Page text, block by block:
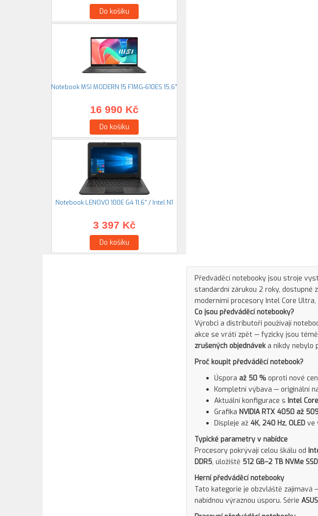
Do košíku
Notebook MSI MODERN 15 F1MG-610ES 15,6"
16 990 Kč
Do košíku
Notebook LENOVO 100E G4 11,6" / Intel N1
3 397 Kč
Do košíku
Předváděcí notebooky jsou stroje
standardní zárukou 2 roky, dostupné
moderními procesory Intel Core Ultra,
Co jsou předváděcí notebooky?
Výrobci a distributoři používají
akce se vrátí zpět — fyzicky jsou
zrušených objednáveka nikdy nebylo
Proč koupit předváděcí notebook?
Úspora až 50 %oproti nové
Kompletní výbava — originální
Aktuální konfigurace s Intel
Grafika NVIDIA RTX 4050 až
Displeje až 4K, 240 Hz, OLEDve
Typické parametry v nabídce
Procesory pokrývají celou škálu od
DDR5, úložiště 512 GB–2 TB NVMe SSD
Herní předváděcí notebooky
Tato kategorie je obzvláště zajímavá
nabídnou výraznou úsporu. Série